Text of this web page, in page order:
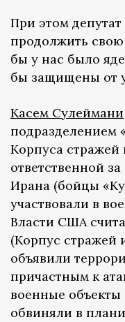
При этом
продолжить
бы у нас было
бы защищены от
Касем Сулеймани
подразделением
Корпуса
ответственной
Ирана (бойцы
участвовали в
Власти США
(Корпус стражей
объявили
причастным к
военные объекты
обвиняли в